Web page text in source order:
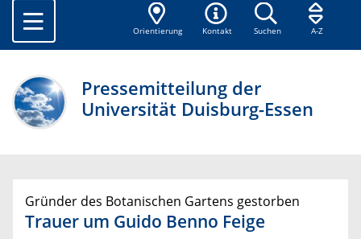
Orientierung Kontakt Suchen A-Z
Pressemitteilung der
Universität Duisburg-Essen
Gründer des Botanischen Gartens gestorben
Trauer um Guido Benno Feige